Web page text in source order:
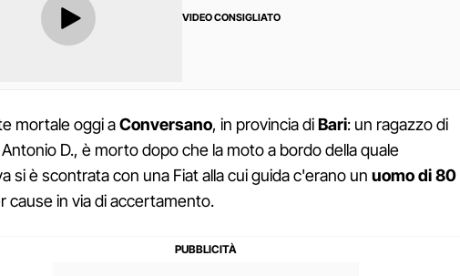
VIDEO CONSIGLIATO
mortale oggi aConversano, in provincia diBari: un ragazzo di
Antonio D., è morto dopo che la moto a bordo della quale
si è scontrata con una Fiat alla cui guida c'erano un uomo di 80
cause in via di accertamento.